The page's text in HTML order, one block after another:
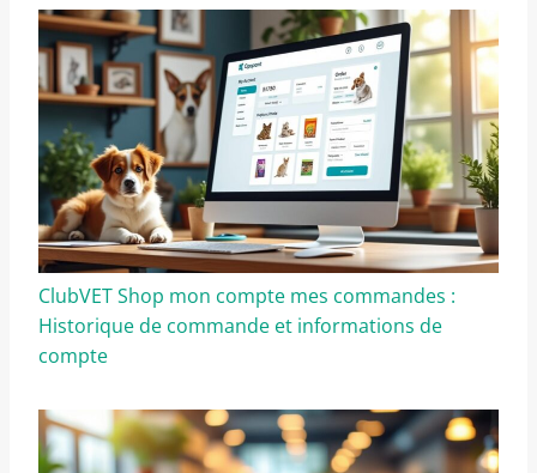
ClubVET Shop mon compte mes commandes :
Historique de commande et informations de
compte